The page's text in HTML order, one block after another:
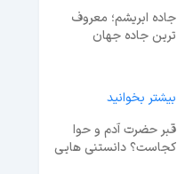
جاده ابریشم؛ معروف
ترین جاده جهان
بیشتر بخوانید
قبر حضرت آدم و حوا
کجاست؟ دانستنی هایی